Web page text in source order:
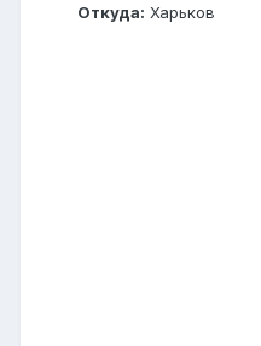
Откуда: Харьков